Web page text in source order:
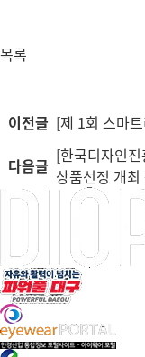
목록
이전글 [제 1회 스마
다음글 [한국디자인
상품선정 개최